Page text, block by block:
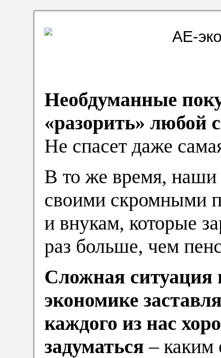
Необдуманные
«разорить» любой
Не спасет даже
В то же время,
своими скромными
и внукам, которые
раз больше, чем
Сложная ситуация
экономике
каждого из нас
задуматься – каким